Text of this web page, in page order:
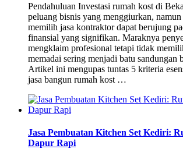
Pendahuluan Investasi rumah kost di
peluang bisnis yang menggiurkan, namun
memilih jasa kontraktor dapat berujung
finansial yang signifikan. Maraknya
mengklaim profesional tetapi tidak
memadai sering menjadi batu sandungan
Artikel ini mengupas tuntas 5 kriteria
jasa bangun rumah kost …
Jasa Pembuatan Kitchen Set Kediri:
Dapur Rapi